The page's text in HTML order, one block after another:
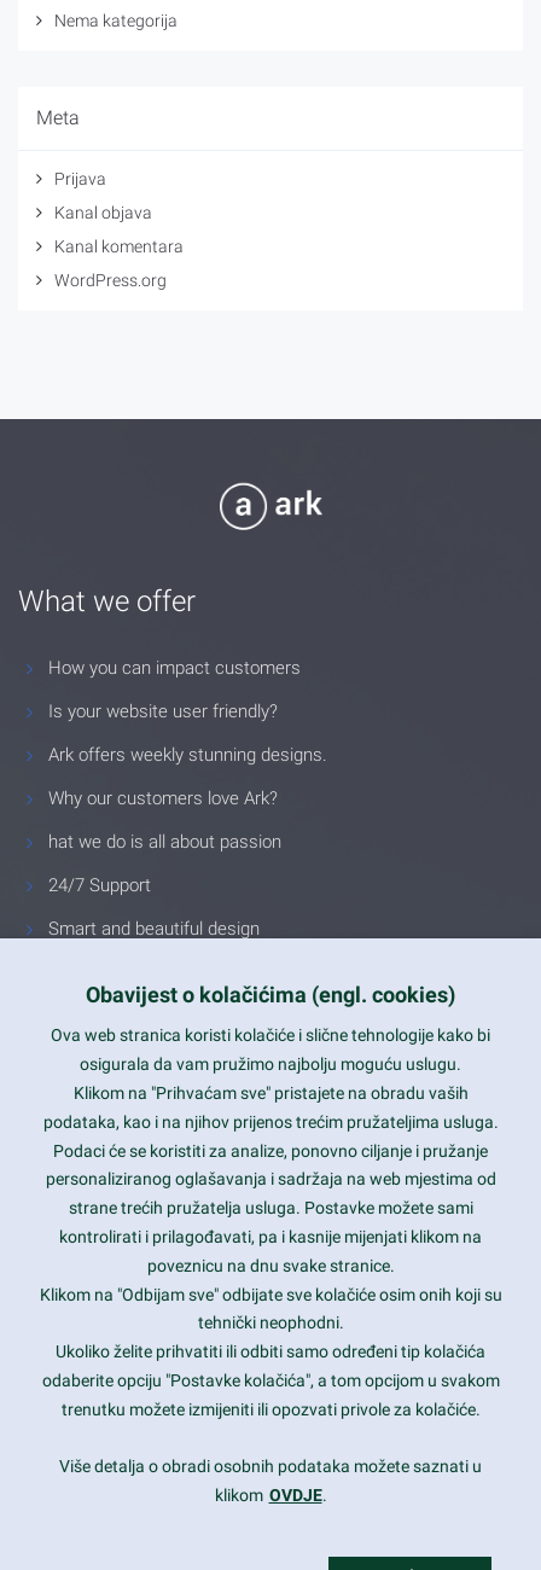
Nema kategorija
Meta
Prijava
Kanal objava
Kanal komentara
WordPress.org
What we offer
How you can impact customers
Is your website user friendly?
Ark offers weekly stunning designs.
Why our customers love Ark?
hat we do is all about passion
24/7 Support
Smart and beautiful design
Latest trends and much more...
Contact Info
1600 Amphitheatre Parkway, Mountain View, CA 94043
prothemes.net@gmail.com
Daily: 9:00 am - 6:00 pm
Sunday: Closed
Copyright 2017FRESHFACE© All Rights Reserved
Obavijest o kolačićima (engl. cookies)
Ova web stranica koristi kolačiće i slične tehnologije kako bi
osigurala da vam pružimo najbolju moguću uslugu.
Klikom na "Prihvaćam sve" pristajete na obradu vaših
podataka, kao i na njihov prijenos trećim pružateljima usluga.
Podaci će se koristiti za analize, ponovno ciljanje i pružanje
personaliziranog oglašavanja i sadržaja na web mjestima od
strane trećih pružatelja usluga. Postavke možete sami
kontrolirati i prilagođavati, pa i kasnije mijenjati klikom na
poveznicu na dnu svake stranice.
Klikom na "Odbijam sve" odbijate sve kolačiće osim onih koji su
tehnički neophodni.
Ukoliko želite prihvatiti ili odbiti samo određeni tip kolačića
odaberite opciju "Postavke kolačića", a tom opcijom u svakom
trenutku možete izmijeniti ili opozvati privole za kolačiće.
Više detalja o obradi osobnih podataka možete saznati u
klikom OVDJE.